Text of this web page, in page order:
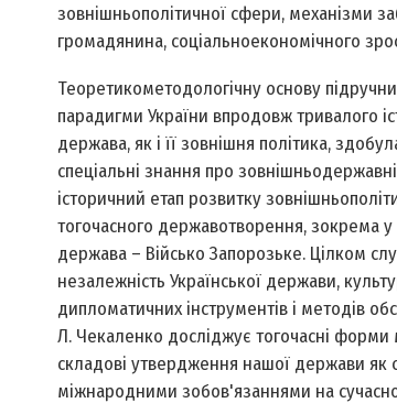
зовнішньополітичної сфери, механізми
громадянина, соціально­економічного
Теоретико­методологічну основу
парадигми України впродовж тривалого
держава, як і її зовнішня політика,
спеціальні знання про
історичний етап розвитку
тогочасного державотворення, зок­рема у
держава – Військо Запорозьке. Цілком
незалежність Української держави,
дипломатичних інструментів і методів
Л. Чекаленко досліджує тогочасні форми
складові утвердження нашої держави
міжнародними зобов'язаннями на